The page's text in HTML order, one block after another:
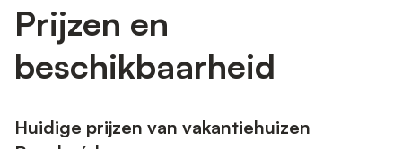
Prijzen en
beschikbaarheid
Huidige prijzen van vakantiehuizen